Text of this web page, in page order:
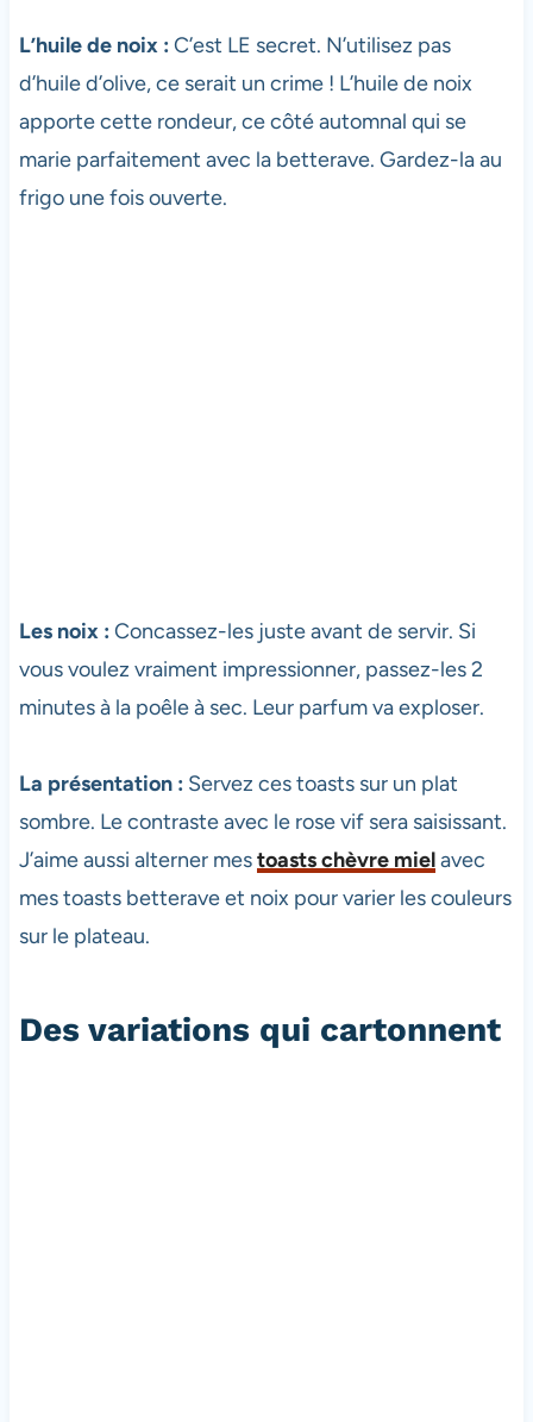
L’huile de noix : C’est LE secret. N’utilisez pas
d’huile d’olive, ce serait un crime ! L’huile de noix
apporte cette rondeur, ce côté automnal qui se
marie parfaitement avec la betterave. Gardez-la au
frigo une fois ouverte.
Les noix : Concassez-les juste avant de servir. Si
vous voulez vraiment impressionner, passez-les 2
minutes à la poêle à sec. Leur parfum va exploser.
La présentation : Servez ces toasts sur un plat
sombre. Le contraste avec le rose vif sera saisissant.
J’aime aussi alterner mestoasts chèvre mielavec
mes toasts betterave et noix pour varier les couleurs
sur le plateau.
Des variations qui cartonnent